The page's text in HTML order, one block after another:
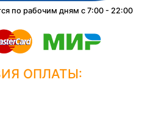
по рабочим дням с 7:00 - 22:00
ОПЛАТЫ: